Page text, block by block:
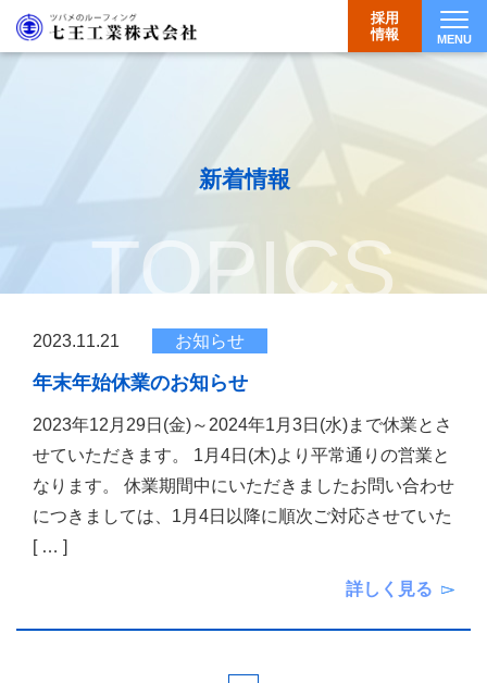
MENU
採用
情報
新着情報
TOPICS
2023.11.21 お知らせ
年末年始休業のお知らせ
2023年12月29日(金)～2024年1月3日(水)まで休業とさ
せていただきます。 1月4日(木)より平常通りの営業と
なります。 休業期間中にいただきましたお問い合わせ
につきましては、1月4日以降に順次ご対応させていた
[ … ]
詳しく見る